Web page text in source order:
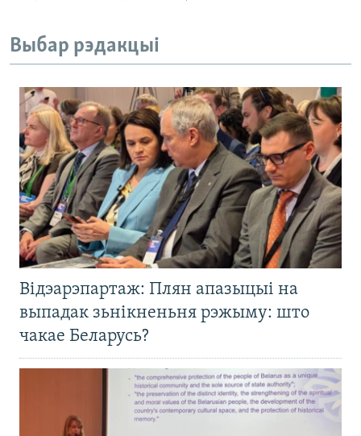
Выбар рэдакцыі
Відэарэпартаж: Плян апазыцыі на
выпадак зьнікненьня рэжыму: што
чакае Беларусь?